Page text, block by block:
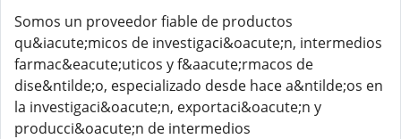
Somos un proveedor fiable de productos
qu&iacute;micos de investigaci&oacute;n, intermedios
farmac&eacute;uticos y f&aacute;rmacos de
dise&ntilde;o, especializado desde hace a&ntilde;os en
la investigaci&oacute;n, exportaci&oacute;n y
producci&oacute;n de intermedios